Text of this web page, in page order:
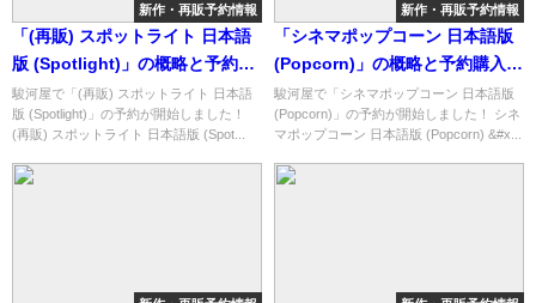
新作・再販予約情報
「(再販) スポットライト 日本語
版 (Spotlight)」の概略と予約購
入可能なショップ紹介！
駿河屋で「(再販) スポットライト 日本語
版 (Spotlight)」の予約が開始しました！
(再販) スポットライト 日本語版 (Spot...
新作・再販予約情報
「シネマポップコーン 日本語版
(Popcorn)」の概略と予約購入可
能なショップ紹介！
駿河屋で「シネマポップコーン 日本語版
(Popcorn)」の予約が開始しました！ シネ
マポップコーン 日本語版 (Popcorn) &#x...